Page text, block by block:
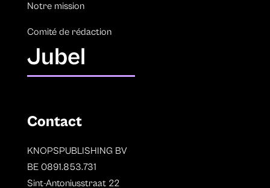
Notre mission
Comité de rédaction
Jubel
Contact
KNOPSPUBLISHING BV
BE 0891.853.731
Sint-Antoniusstraat 22